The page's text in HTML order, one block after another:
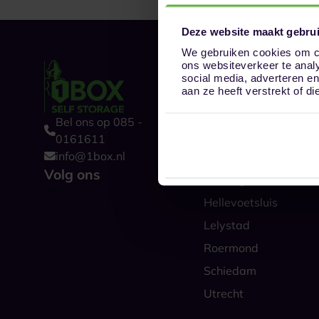
Deze website maakt
We gebruiken cookies om
ons websiteverkeer te
social media, adverteren
aan ze heeft verstrekt of
Bel ons op 085 -
0161611
info@1box.nl
Volg ons
Onze
Alkmaar
Hellevoetsluis
Lelystad
Roermond
Schiedam
Utrecht